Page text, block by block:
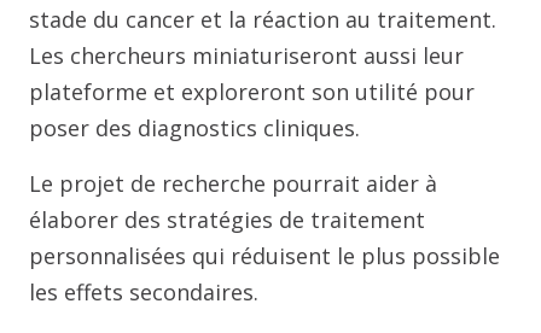
stade du cancer et la réaction au traitement.
Les chercheurs miniaturiseront aussi leur
plateforme et exploreront son utilité pour
poser des diagnostics cliniques.
Le projet de recherche pourrait aider à
élaborer des stratégies de traitement
personnalisées qui réduisent le plus possible
les effets secondaires.